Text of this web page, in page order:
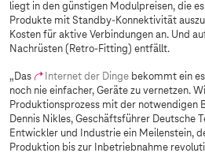
liegt in den günstigen Modulpreisen, die
Produkte mit Standby-Konnektivität
Kosten für aktive Verbindungen an. Und
Nachrüsten (Retro-Fitting) entfällt.
„Das Internet der Dinge bekommt ein
noch nie einfacher, Geräte zu vernetzen.
Produktionsprozess mit der notwendigen
Dennis Nikles, Geschäftsführer Deutsche
Entwickler und Industrie ein Meilenstein,
Produktion bis zur Inbetriebnahme